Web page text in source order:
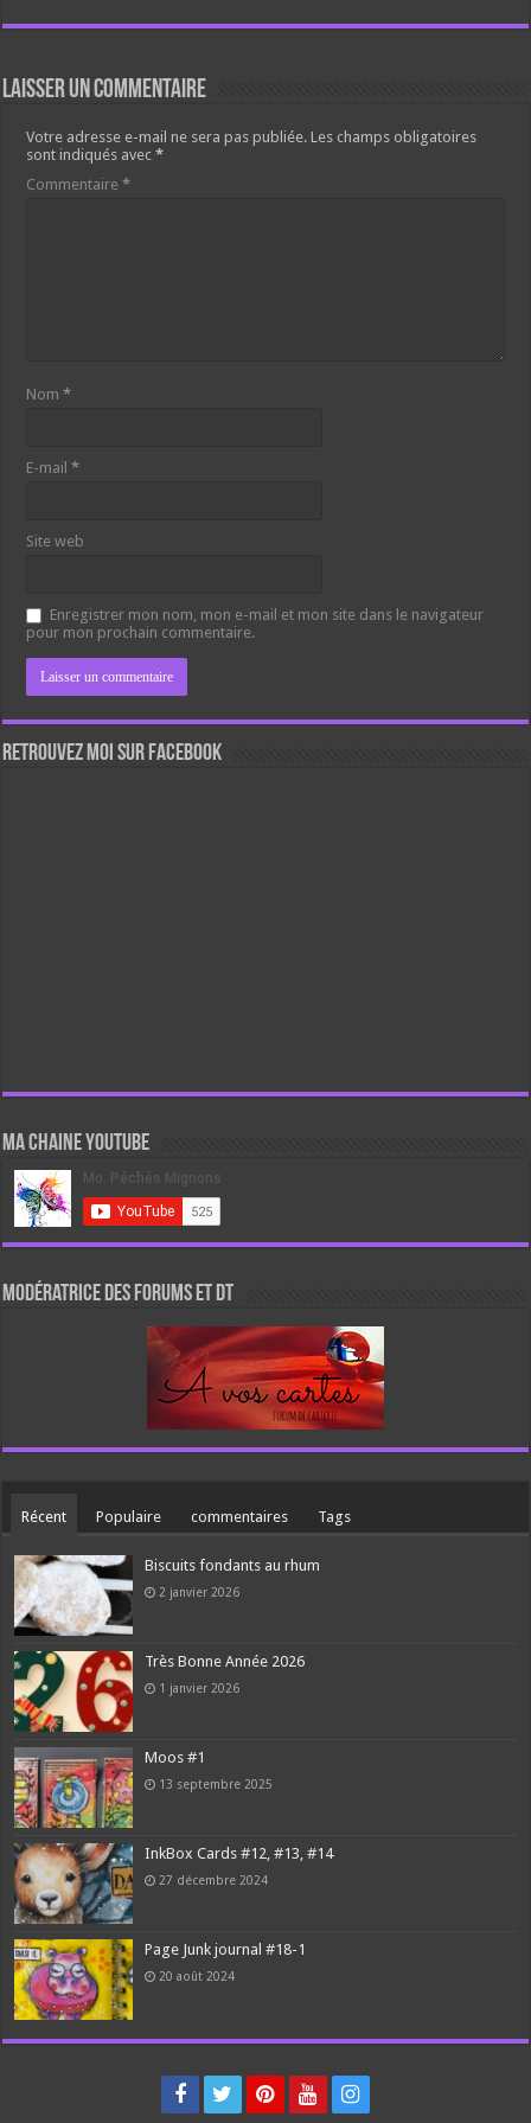
Laisser un commentaire
Votre adresse e-mail ne sera pas publiée. Les champs obligatoires
sont indiqués avec*
Commentaire*
Nom*
E-mail*
Site web
Enregistrer mon nom, mon e-mail et mon site dans le navigateur
pour mon prochain commentaire.
Retrouvez moi sur Facebook
Ma chaine Youtube
Modératrice des forums et DT
Récent Populaire commentaires Tags
Biscuits fondants au rhum
2 janvier 2026
Très Bonne Année 2026
1 janvier 2026
Moos #1
13 septembre 2025
InkBox Cards #12, #13, #14
27 décembre 2024
Page Junk journal #18-1
20 août 2024